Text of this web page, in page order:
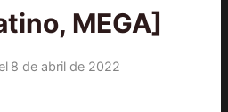
MEGA]
8 de abril de 2022